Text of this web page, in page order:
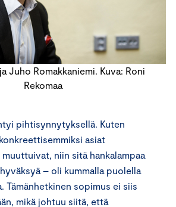
Juho Romakkaniemi. Kuva: Roni
Rekomaa
pihtisynnytyksellä. Kuten
asiat
muuttuivat, niin sitä hankalampaa
– oli kummalla puolella
Tämänhetkinen sopimus ei siis
mikä johtuu siitä, että